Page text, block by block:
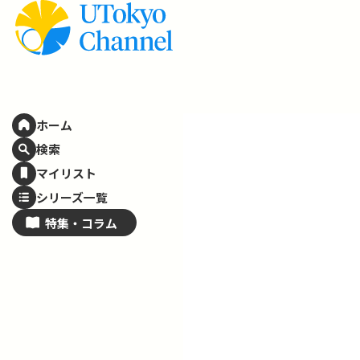
ホーム
検索
マイリスト
シリーズ一覧
特集・ コラム